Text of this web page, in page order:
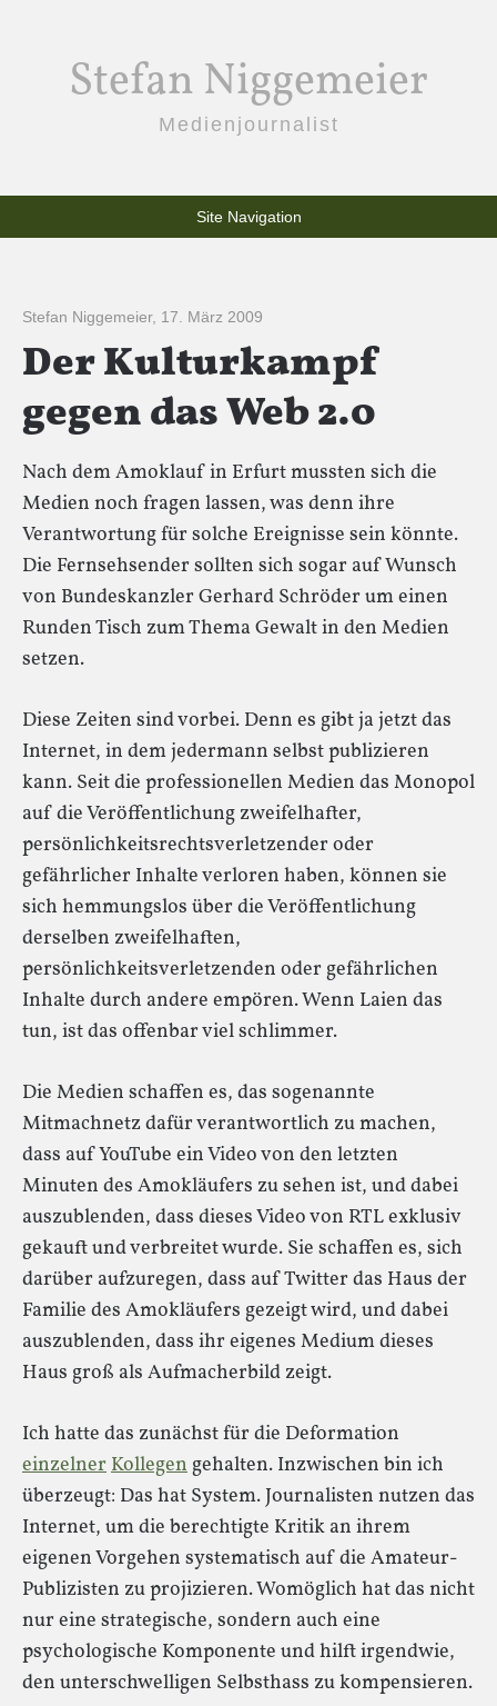
Stefan Niggemeier
Medienjournalist
Site Navigation
Stefan Niggemeier, 17. März 2009
Der Kulturkampf
gegen das Web 2.0
Nach dem Amoklauf in Erfurt mussten sich die
Medien noch fragen lassen, was denn ihre
Verantwortung für solche Ereignisse sein könnte.
Die Fernsehsender sollten sich sogar auf Wunsch
von Bundeskanzler Gerhard Schröder um einen
Runden Tisch zum Thema Gewalt in den Medien
setzen.
Diese Zeiten sind vorbei. Denn es gibt ja jetzt das
Internet, in dem jedermann selbst publizieren
kann. Seit die professionellen Medien das Monopol
auf die Veröffentlichung zweifelhafter,
persönlichkeitsrechtsverletzender oder
gefährlicher Inhalte verloren haben, können sie
sich hemmungslos über die Veröffentlichung
derselben zweifelhaften,
persönlichkeitsverletzenden oder gefährlichen
Inhalte durch andere empören. Wenn Laien das
tun, ist das offenbar viel schlimmer.
Die Medien schaffen es, das sogenannte
Mitmachnetz dafür verantwortlich zu machen,
dass auf YouTube ein Video von den letzten
Minuten des Amokläufers zu sehen ist, und dabei
auszublenden, dass dieses Video von RTL exklusiv
gekauft und verbreitet wurde. Sie schaffen es, sich
darüber aufzuregen, dass auf Twitter das Haus der
Familie des Amokläufers gezeigt wird, und dabei
auszublenden, dass ihr eigenes Medium dieses
Haus groß als Aufmacherbild zeigt.
Ich hatte das zunächst für die Deformation
einzelnerKollegengehalten. Inzwischen bin ich
überzeugt: Das hat System. Journalisten nutzen das
Internet, um die berechtigte Kritik an ihrem
eigenen Vorgehen systematisch auf die Amateur-
Publizisten zu projizieren. Womöglich hat das nicht
nur eine strategische, sondern auch eine
psychologische Komponente und hilft irgendwie,
den unterschwelligen Selbsthass zu kompensieren.